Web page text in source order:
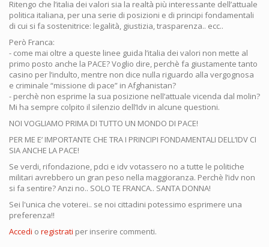
Ritengo che l’italia dei valori sia la realtà più interessante dell’attuale
politica italiana, per una serie di posizioni e di principi fondamentali
di cui si fa sostenitrice: legalità, giustizia, trasparenza.. ecc..
Però Franca:
- come mai oltre a queste linee guida l’italia dei valori non mette al
primo posto anche la PACE? Voglio dire, perchè fa giustamente tanto
casino per l’indulto, mentre non dice nulla riguardo alla vergognosa
e criminale “missione di pace” in Afghanistan?
- perchè non esprime la sua posizione nell’attuale vicenda dal molin?
Mi ha sempre colpito il silenzio dell’Idv in alcune questioni.
NOI VOGLIAMO PRIMA DI TUTTO UN MONDO DI PACE!
PER ME E’ IMPORTANTE CHE TRA I PRINCIPI FONDAMENTALI DELL’IDV CI
SIA ANCHE LA PACE!
Se verdi, rifondazione, pdci e idv votassero no a tutte le politiche
militari avrebbero un gran peso nella maggioranza. Perchè l’idv non
si fa sentire? Anzi no.. SOLO TE FRANCA.. SANTA DONNA!
Sei l'unica che voterei.. se noi cittadini potessimo esprimere una
preferenza!!
Accedi o registrati per inserire commenti.